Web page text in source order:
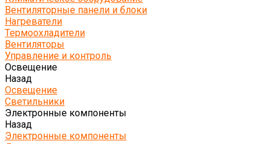
Вентиляторные панели и блоки
Нагреватели
Термоохладители
Вентиляторы
Управление и контроль
Освещение
Назад
Освещение
Светильники
Электронные компоненты
Назад
Электронные компоненты